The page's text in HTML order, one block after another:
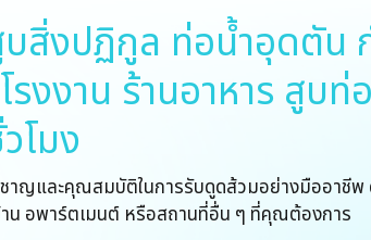
งปฏิกูล​ ท่อน้ำอุดตัน​
งงาน​ ร้านอาหาร​ สูบท่
โมง
ชาญและคุณสมบัติในการรับดูดส้วมอย่างมืออาชี
น อพาร์ตเมนต์ หรือสถานที่อื่น ๆ ที่คุณต้องการ